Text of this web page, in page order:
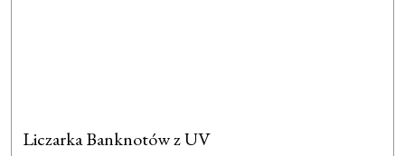
Liczarka Banknotów z UV